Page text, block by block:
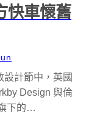
快車懷舊
設計節中，英國
Design 與倫
下的